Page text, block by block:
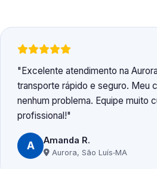
Excelente atendimento na
transporte rápido e seguro. Meu
nenhum problema. Equipe muito
profissional!
A Amanda R.
Aurora, São Luís‑MA